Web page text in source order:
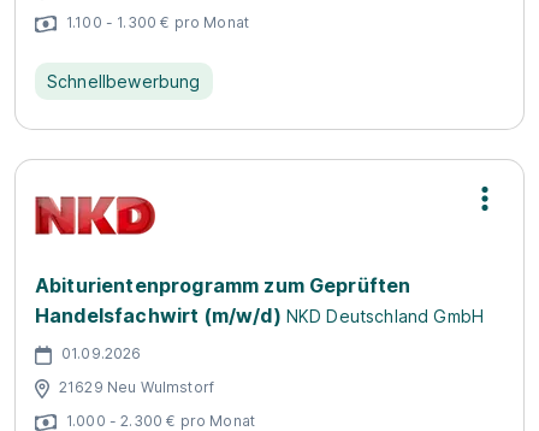
1.100 - 1.300 € pro Monat
Schnellbewerbung
Abiturientenprogramm zum Geprüften
Handelsfachwirt (m/w/d) NKD Deutschland GmbH
01.09.2026
21629 Neu Wulmstorf
1.000 - 2.300 € pro Monat